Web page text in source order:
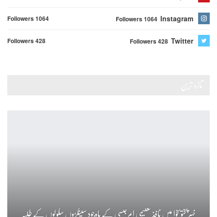
Instagram
Followers 1064
Followers 1064
Twitter
Followers 428
Followers 428
خیبرپختونخوا میں نافذ تعلیمی ایمرجنسی کے باوجود سینکڑوں سکولوں کے طلبہ